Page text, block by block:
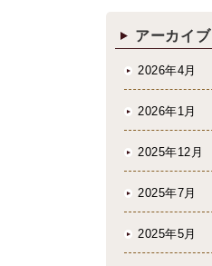
アーカイブ
2026年4月
2026年1月
2025年12月
2025年7月
2025年5月